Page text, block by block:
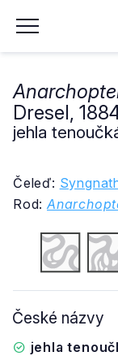
Dresel,
jehla
Čeleď:
Rod:
České názvy
jehla